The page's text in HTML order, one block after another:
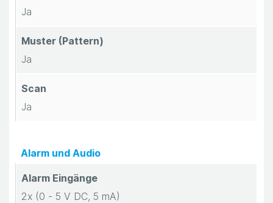
Ja
Muster (Pattern)
Ja
Scan
Ja
Alarm und Audio
Alarm Eingänge
2x (0 - 5 V DC, 5 mA)